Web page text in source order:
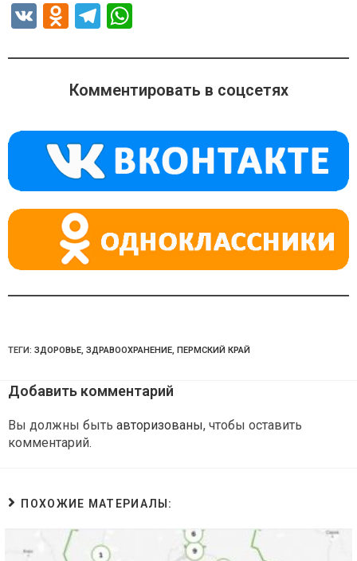
V
O
n
o
a
ss
ni
ki
T
e
gr
m
at
s
p
p
Комментировать в соцсетях
ТЕГИ: ЗДОРОВЬЕ, ЗДРАВООХРАНЕНИЕ, ПЕРМСКИЙ КРАЙ
Добавить комментарий
Вы должны быть авторизованы, чтобы оставить
комментарий.
ПОХОЖИЕ МАТЕРИАЛЫ: